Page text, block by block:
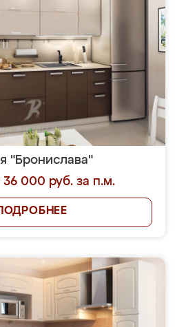
"Бронислава"
36 000 руб. за п.м.